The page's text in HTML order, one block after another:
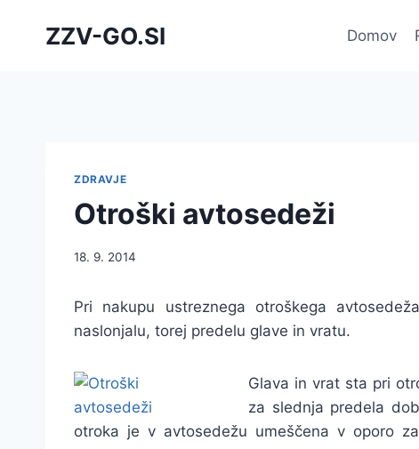
ZZV-GO.SI Domov
ZDRAVJE
Otroški avtosedeži
18. 9. 2014
Pri nakupu ustreznega otroškega
naslonjalu, torej predelu glave in vratu.
Glava in vrat sta pri
za slednja predela
otroka je v avtosedežu umeščena v oporo